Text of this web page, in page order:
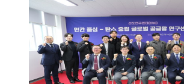
부산대 SCSC 연구센터장은 “이번 협의회
공급의 격차를 줄이고, 상호 협력을 통해
높이는 중요한 플랫폼이 될 것”이라며 “이
항만-육상 통합공급망의 허브역할을
다하겠다”고 말했다.부산시와 부산대는
기술 산업의 발전과 글로벌 경쟁력 강화를
드리프트에 강건한 시계열 학습 기술'을 개
데이터'는 시간 흐름에 따라 연속으로 수집
제조, 헬스케어 등 각종 산업에서 수집해
시계열 데이터다. '데이터 드리프트'는 센
변화로 데이터가 달라지는 것을 말한다
발생하는 데이터 드리프트는 AI 모델 성능